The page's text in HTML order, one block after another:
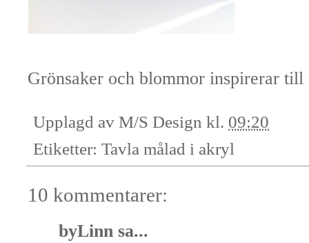
Grönsaker och blommor inspirerar till
Upplagd av M/S Design kl. 09:20
Etiketter: Tavla målad i akryl
10 kommentarer:
byLinn sa...